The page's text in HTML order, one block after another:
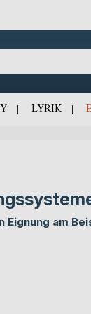
LYRIK
am